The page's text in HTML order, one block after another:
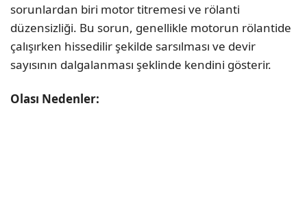
sorunlardan biri motor titremesi ve rölanti
düzensizliği. Bu sorun, genellikle motorun rölantide
çalışırken hissedilir şekilde sarsılması ve devir
sayısının dalgalanması şeklinde kendini gösterir.
Olası Nedenler: